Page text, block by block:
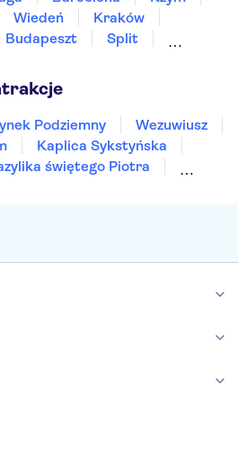
Wiedeń
Kraków
Budapeszt
Split
Podziemny
Wezuwiusz
Kaplica Sykstyńska
świętego Piotra